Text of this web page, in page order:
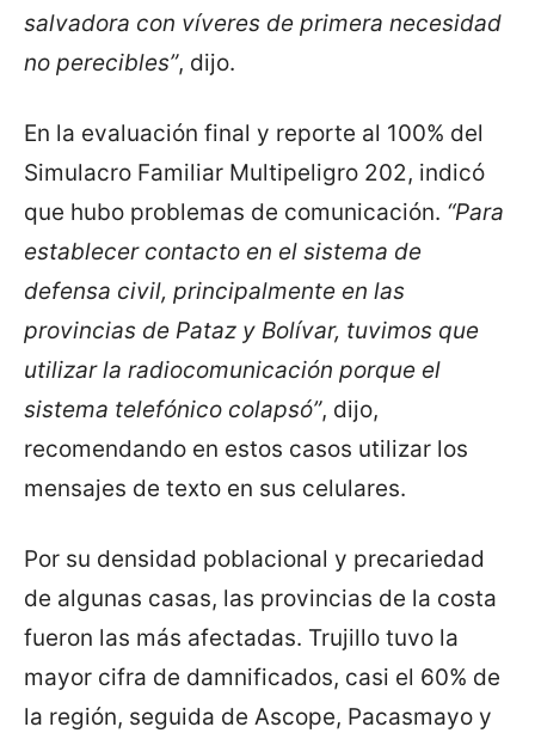
salvadora con víveres de primera necesidad
no perecibles”, dijo.
En la evaluación final y reporte al 100% del
Simulacro Familiar Multipeligro 202, indicó
que hubo problemas de comunicación. “Para
establecer contacto en el sistema de
defensa civil, principalmente en las
provincias de Pataz y Bolívar, tuvimos que
utilizar la radiocomunicación porque el
sistema telefónico colapsó”, dijo,
recomendando en estos casos utilizar los
mensajes de texto en sus celulares.
Por su densidad poblacional y precariedad
de algunas casas, las provincias de la costa
fueron las más afectadas. Trujillo tuvo la
mayor cifra de damnificados, casi el 60% de
la región, seguida de Ascope, Pacasmayo y